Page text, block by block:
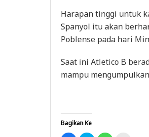
Harapan tinggi untuk
Spanyol itu akan
Poblense pada hari
Saat ini Atletico B
mampu
Bagikan Ke